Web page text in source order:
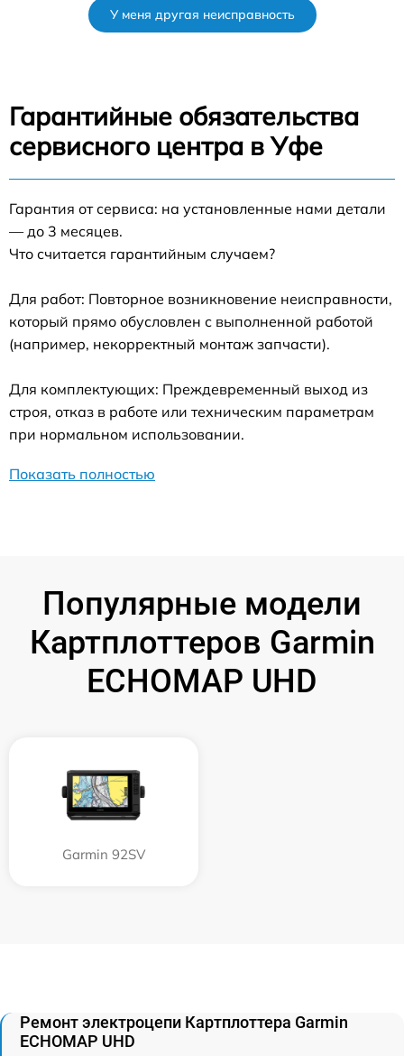
У меня другая неисправность
Гарантийные обязательства
сервисного центра в Уфе
Гарантия от сервиса: на установленные нами детали
— до 3 месяцев.
Что считается гарантийным случаем?
Для работ: Повторное возникновение неисправности,
который прямо обусловлен с выполненной работой
(например, некорректный монтаж запчасти).
Для комплектующих: Преждевременный выход из
строя, отказ в работе или техническим параметрам
при нормальном использовании.
Показать полностью
Популярные модели
Картплоттеров Garmin
ECHOMAP UHD
Garmin 92SV
Ремонт электроцепи Картплоттера Garmin
ECHOMAP UHD